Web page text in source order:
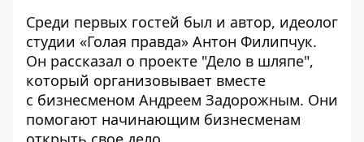
Среди первых гостей был и автор, идеолог
студии «Голая правда» Антон Филипчук.
Он рассказал о проекте "Дело в шляпе",
который организовывает вместе
с бизнесменом Андреем Задорожным. Они
помогают начинающим бизнесменам